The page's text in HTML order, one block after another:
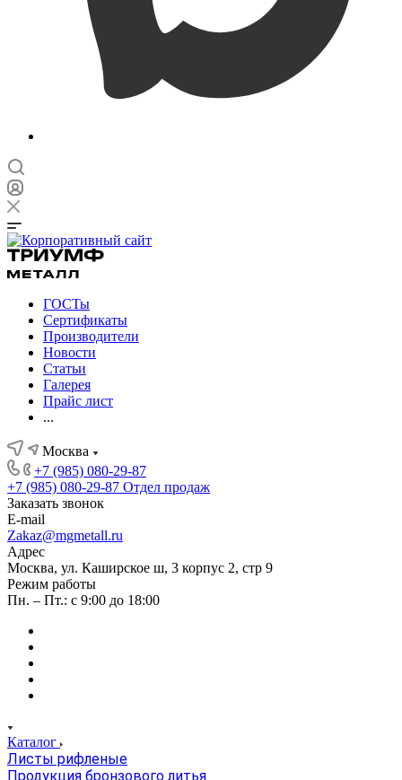
ГОСТы
Сертификаты
Производители
Новости
Статьи
Галерея
Прайс лист
...
Москва
+7 (985) 080-29-87
+7 (985) 080-29-87 Отдел продаж
Заказать звонок
E-mail
Zakaz@mgmetall.ru
Адрес
Москва, ул. Каширское ш, 3 корпус 2, стр 9
Режим работы
Пн. – Пт.: с 9:00 до 18:00
Каталог
Листы рифленые
Продукция бронзового литья